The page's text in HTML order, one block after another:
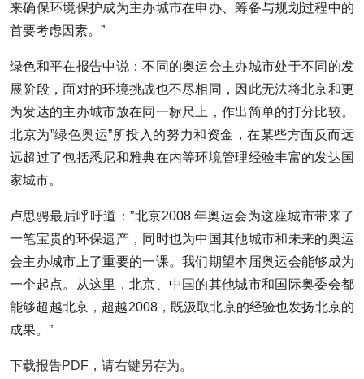
来确保环境保护成为主办城市在申办、筹备与规划过程中的
首要考虑因素。”
绿色和平在报告中说：不同的奥运会主办城市处于不同的发
展阶段，面对的环境挑战也不尽相同，因此无法将北京和更
为发达的主办城市放在同一标尺上，作出简单的打分比较。
北京为”绿色奥运”所投入的努力和资金，在某些方面反而远
远超过了包括悉尼和雅典在内等环境管理经验丰富的发达国
家城市。
卢思骋最后呼吁道：”北京2008 年奥运会为这座城市带来了
一笔宝贵的环保遗产，同时也为中国其他城市和未来的奥运
会主办城市上了重要的一课。我们期望本届奥运会能够成为
一个起点。从这里，北京、中国的其他城市和国际奥委会都
能够超越北京，超越2008，既汲取北京的经验也发扬北京的
成果。”
下载报告PDF，请右键另存为。